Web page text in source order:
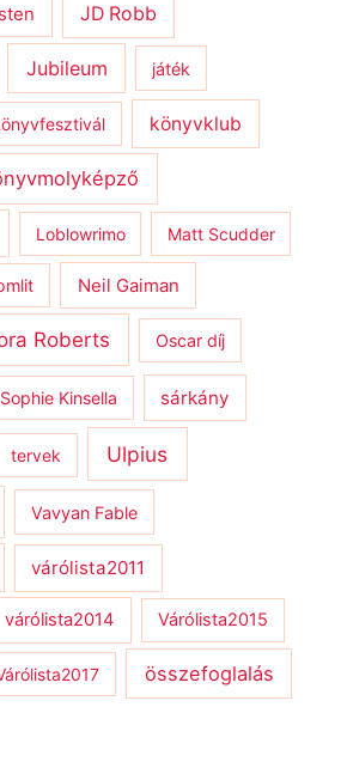
JD Robb
Jubileum játék
könyvklub
Loblowrimo Matt Scudder
Neil Gaiman
Roberts Oscar díj
Sophie Kinsella sárkány
tervek Ulpius
Vavyan Fable
várólista2011
várólista2014 Várólista2015
összefoglalás